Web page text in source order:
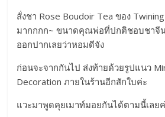
สั่งชา Rose Boudoir Tea ของ
มากกกก~ ขนาดคุณพ่อที่ปกติชอบชาจีน
ออกปากเลยว่าหอมดีจัง
ก่อนจะจากกันไป ส่งท้ายด้วยรูปแนว
Decoration ภายในร้านอีกสักใบค่ะ
แวะมาพูดคุยเมาท์มอยกันได้ตามนี้เลย